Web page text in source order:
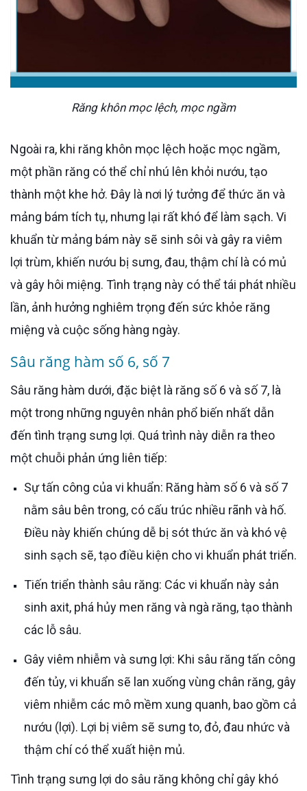
Răng khôn mọc lệch, mọc ngầm
Ngoài ra, khi răng khôn mọc lệch hoặc mọc ngầm,
một phần răng có thể chỉ nhú lên khỏi nướu, tạo
thành một khe hở. Đây là nơi lý tưởng để thức ăn và
mảng bám tích tụ, nhưng lại rất khó để làm sạch. Vi
khuẩn từ mảng bám này sẽ sinh sôi và gây ra viêm
lợi trùm, khiến nướu bị sưng, đau, thậm chí là có mủ
và gây hôi miệng. Tình trạng này có thể tái phát nhiều
lần, ảnh hưởng nghiêm trọng đến sức khỏe răng
miệng và cuộc sống hàng ngày.
Sâu răng hàm số 6, số 7
Sâu răng hàm dưới, đặc biệt là răng số 6 và số 7, là
một trong những nguyên nhân phổ biến nhất dẫn
đến tình trạng sưng lợi. Quá trình này diễn ra theo
một chuỗi phản ứng liên tiếp:
Sự tấn công của vi khuẩn: Răng hàm số 6 và số 7
nằm sâu bên trong, có cấu trúc nhiều rãnh và hố.
Điều này khiến chúng dễ bị sót thức ăn và khó vệ
sinh sạch sẽ, tạo điều kiện cho vi khuẩn phát triển.
Tiến triển thành sâu răng: Các vi khuẩn này sản
sinh axit, phá hủy men răng và ngà răng, tạo thành
các lỗ sâu.
Gây viêm nhiễm và sưng lợi: Khi sâu răng tấn công
đến tủy, vi khuẩn sẽ lan xuống vùng chân răng, gây
viêm nhiễm các mô mềm xung quanh, bao gồm cả
nướu (lợi). Lợi bị viêm sẽ sưng to, đỏ, đau nhức và
thậm chí có thể xuất hiện mủ.
Tình trạng sưng lợi do sâu răng không chỉ gây khó